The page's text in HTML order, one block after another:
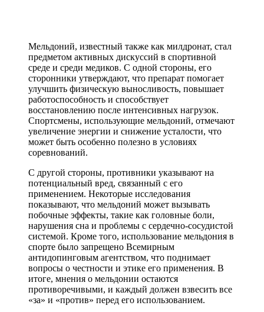
Мельдоний, известный также как милдронат, стал
предметом активных дискуссий в спортивной
среде и среди медиков. С одной стороны, его
сторонники утверждают, что препарат помогает
улучшить физическую выносливость, повышает
работоспособность и способствует
восстановлению после интенсивных нагрузок.
Спортсмены, использующие мельдоний, отмечают
увеличение энергии и снижение усталости, что
может быть особенно полезно в условиях
соревнований.
С другой стороны, противники указывают на
потенциальный вред, связанный с его
применением. Некоторые исследования
показывают, что мельдоний может вызывать
побочные эффекты, такие как головные боли,
нарушения сна и проблемы с сердечно-сосудистой
системой. Кроме того, использование мельдония в
спорте было запрещено Всемирным
антидопинговым агентством, что поднимает
вопросы о честности и этике его применения. В
итоге, мнения о мельдонии остаются
противоречивыми, и каждый должен взвесить все
«за» и «против» перед его использованием.